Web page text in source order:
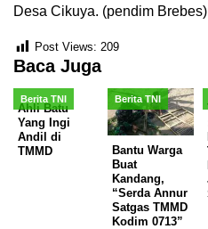
Desa Cikuya. (pendim Brebes)
Post Views: 209
Baca Juga
Berita TNI
Ahli Batu
Yang Ingi
Andil di
TMMD
Berita TNI
Bantu Warga
Buat
Kandang,
“Serda Annur
Satgas TMMD
Kodim 0713”